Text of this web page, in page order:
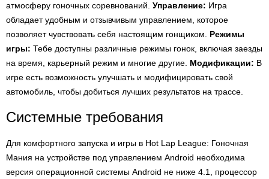
атмосферу гоночных соревнований. Управление: Игра
обладает удобным и отзывчивым управлением, которое
позволяет чувствовать себя настоящим гонщиком. Режимы
игры: Тебе доступны различные режимы гонок, включая заезды
на время, карьерный режим и многие другие. Модификации: В
игре есть возможность улучшать и модифицировать свой
автомобиль, чтобы добиться лучших результатов на трассе.
Системные требования
Для комфортного запуска и игры в Hot Lap League: Гоночная
Мания на устройстве под управлением Android необходима
версия операционной системы Android не ниже 4.1, процессор